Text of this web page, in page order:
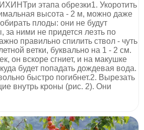
этапа обрезки1. Укоротить
высота - 2 м, можно даже
плоды: они не будут
за ними не придется лезть по
правильно спилить ствол - чуть
ветки, буквально на 1 - 2 см.
он вскоре сгниет, и на макушке
будет попадать дождевая вода.
быстро погибнет.2. Вырезать
внутрь кроны (рис. 2). Они